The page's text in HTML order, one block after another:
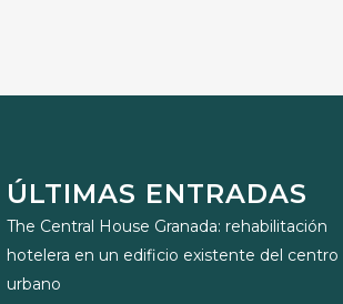
ÚLTIMAS ENTRADAS
The Central House Granada: rehabilitación
hotelera en un edificio existente del centro
urbano